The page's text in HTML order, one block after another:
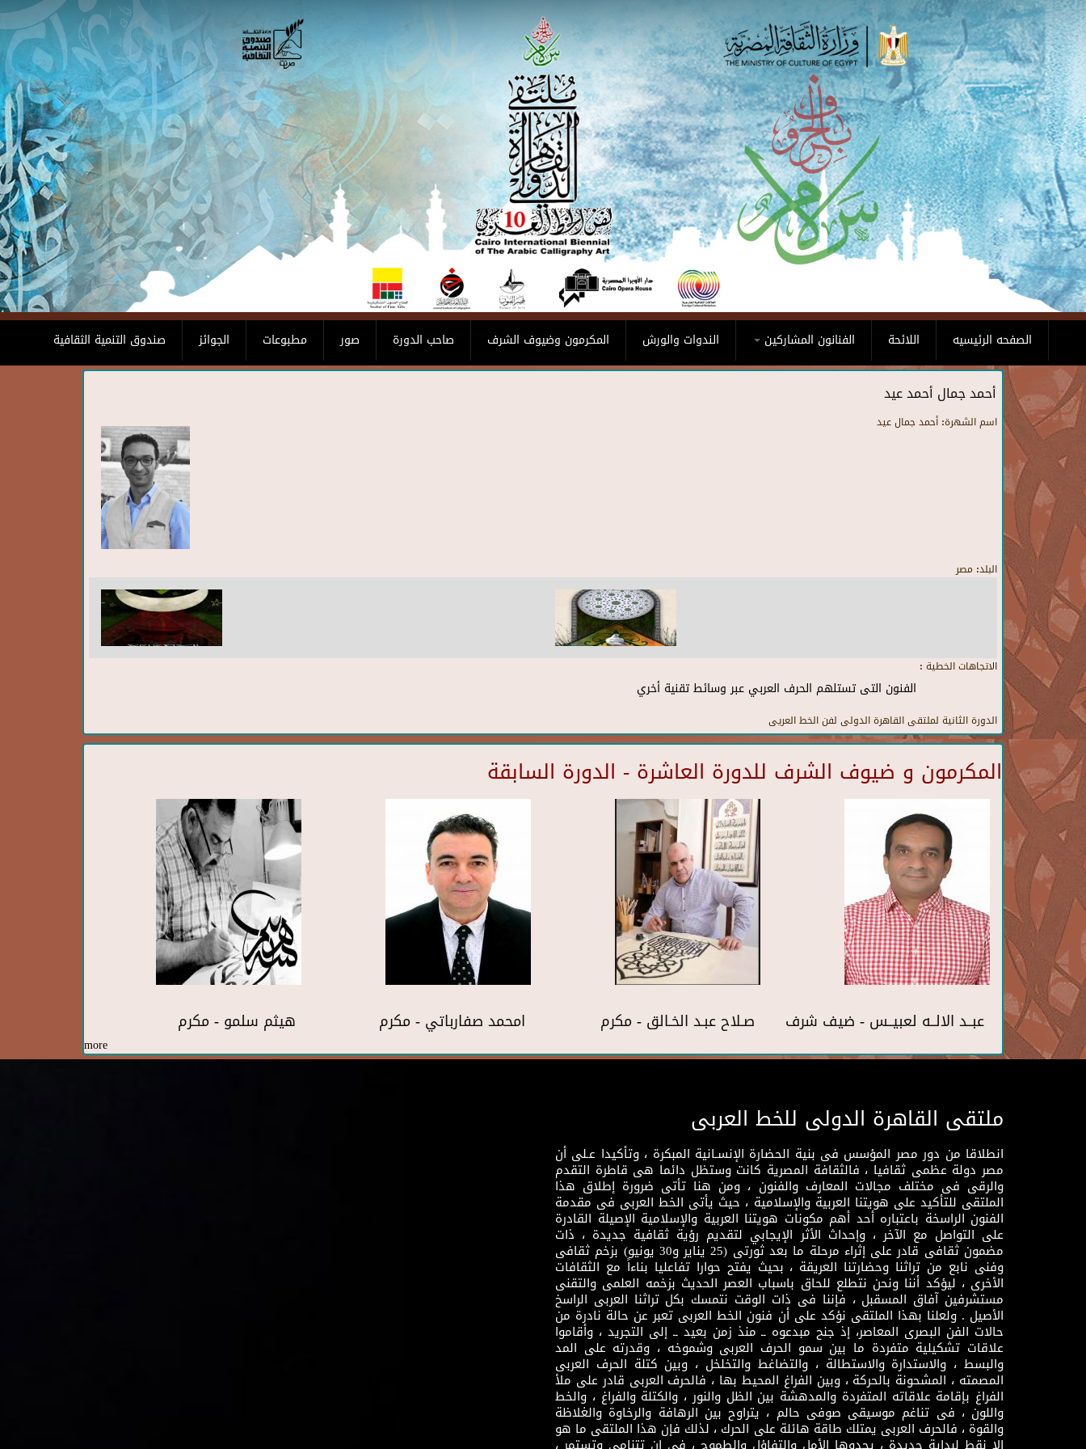
Skip to main content
صندوق التنمية الثقافية الجوائز مطبوعات صور صاحب الدورة المكرمون وضيوف الشرف الندوات والورش الفنانون المشاركين اللائحة الصفحه الرئيسيه
أحمد جمال أحمد عيد
اسم الشهرة: أحمد جمال عيد
البلد: مصر
الاتجاهات الخطية :
الفنون التى تستلهم الحرف العربي عبر وسائط تقنية أخري
الدورة الثانية لملتقى القاهرة الدولى لفن الخط العريى
المكرمون و ضيوف الشرف للدورة العاشرة - الدورة السابقة
هيثم سلمو - مكرم امحمد صفارباتي - مكرم صـلاح عبـد الخـالق - مكرم عبــد الالــه لعبيــس - ضيف شرف
more
ملتقى القاهرة الدولى للخط العربى
انطلاقا من دور مصر المؤسس فى بنية الحضارة الإنسـانية المبكرة ، وتأكيدا عـلى أن
مصر دولة عظمى ثقافيا ، فالثقافة المصرية كانت وستظل دائما هى قاطرة التقدم
والرقى فى مختلف مجالات المعارف والفنون ، ومن هنا تأتى ضرورة إطلاق هذا
الملتقى للتأكيد على هويتنا العربية والإسلامية ، حيث يأتى الخط العربى فى مقدمة
الفنون الراسخة باعتباره أحد أهم مكونات هويتنا العربية والإسلامية الإصيلة القادرة
على التواصل مع الآخر ، وإحداث الأثر الإيجابي لتقديم رؤية ثقافية جديدة ، ذات
مضمون ثقافى قادر على إثراء مرحلة ما بعد ثورتى (25 يناير و30 يونيو) بزخم ثقافى
وفنى نابع من تراثنا وحضارتنا العريقة ، بحيث يفتح حوارا تفاعليا بناءاً مع الثقافات
الأخرى ، ليؤكد أننا ونحن نتطلع للحاق باسباب العصر الحديث بزخمه العلمى والتقنى
مستشرفين آفاق المسقبل ، فإننا فى ذات الوقت نتمسك بكل تراثنا العربى الراسخ
الأصيل . ولعلنا بهذا الملتقى نؤكد على أن فنون الخط العربى تعبر عن حالة نادرة من
حالات الفن البصرى المعاصر، إذ جنح مبدعوه ــ منذ زمن بعيد ــ إلى التجريد ، وأقاموا
علاقات تشكيلية متفردة ما بين سمو الحرف العربى وشموخه ، وقدرته على المد
والبسط ، والاستدارة والاستطالة ، والتضاغط والتخلخل ، وبين كتلة الحرف العربى
المصمته ، المشحونة بالحركة ، وبين الفراغ المحيط بها ، فالحرف العربى قادر على ملأ
الفراغ بإقامة علاقاته المتفردة والمدهشة بين الظل والنور ، والكتلة والفراغ ، والخط
واللون ، فى تناغم موسيقى صوفى حالم ، يتراوح بين الرهافة والرخاوة والغلاظة
والقوة ، فالحرف العربى يمتلك طاقة هائلة على الحرك ، لذلك فإن هذا الملتقى ما هو